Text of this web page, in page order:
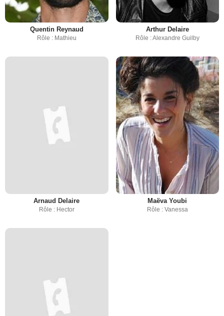
Quentin Reynaud
Rôle : Mathieu
Arthur Delaire
Rôle : Alexandre Guilby
Arnaud Delaire
Rôle : Hector
Maëva Youbi
Rôle : Vanessa